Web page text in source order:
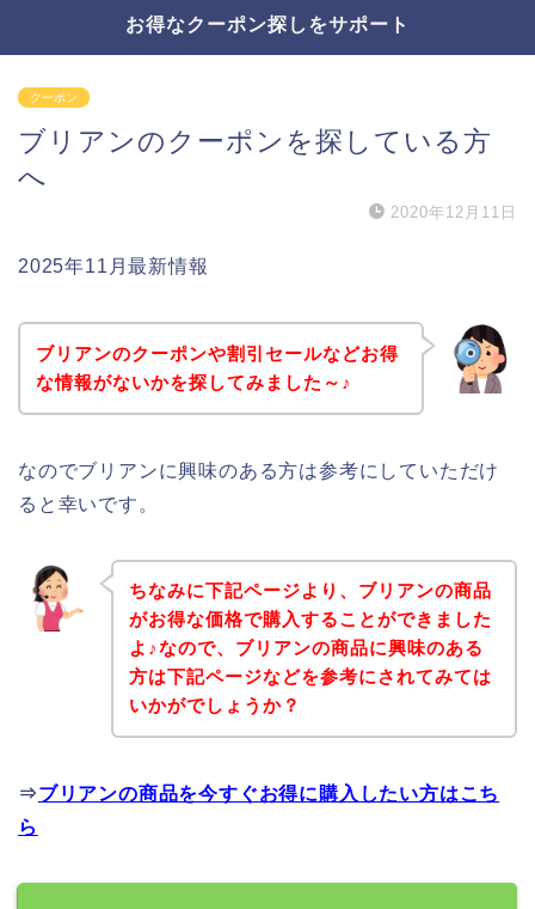
お得なクーポン探しをサポート
クーポン
ブリアンのクーポンを探している方
へ
2020年12月11日
2025年11月最新情報
ブリアンのクーポンや割引セールなどお得
な情報がないかを探してみました～♪
なのでブリアンに興味のある方は参考にしていただけ
ると幸いです。
ちなみに下記ページより、ブリアンの商品
がお得な価格で購入することができました
よ♪なので、ブリアンの商品に興味のある
方は下記ページなどを参考にされてみては
いかがでしょうか？
⇒ブリアンの商品を今すぐお得に購入したい方はこち
ら